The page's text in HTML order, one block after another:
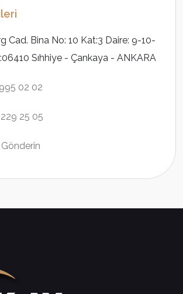
Cad. Bina No: 10 Kat:3 Daire: 9-10-
Sıhhiye - Çankaya - ANKARA
02 02
25 05